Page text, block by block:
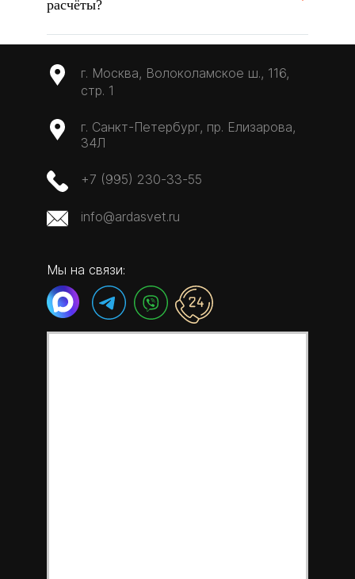
расчёты?
г. Москва, Волоколамское ш., 116,
стр. 1
г. Санкт-Петербург, пр. Елизарова,
34Л
+7 (995) 230-33-55
info@ardasvet.ru
Мы на связи: